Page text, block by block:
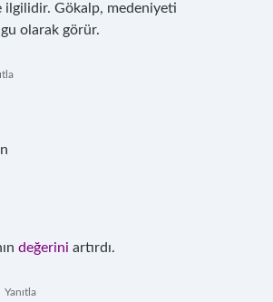
ilgilidir. Gökalp, medeniyeti
olarak görür.
değerini artırdı.
Yanıtla